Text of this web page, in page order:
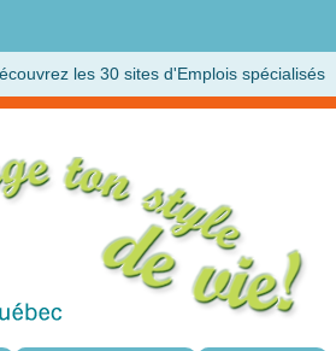
les 30 sites d'Emplois spécialisés